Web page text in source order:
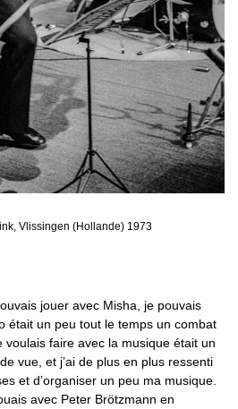
Vlissingen (Hollande) 1973
jouer avec Misha, je pouvais
était un peu tout le temps un combat
faire avec la musique était un
vue, et j’ai de plus en plus ressenti
et d’organiser un peu ma musique.
avec Peter Brötzmann en